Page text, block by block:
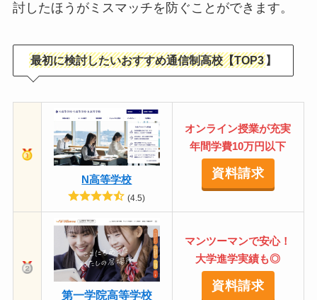
討したほうがミスマッチを防ぐことができます。
最初に検討したいおすすめ通信制高校【TOP3 】
N高等学校
(4.5)
オンライン授業が充実
年間学費10万円以下
資料請求
第一学院高等学校
マンツーマンで安心！
大学進学実績も◎
資料請求